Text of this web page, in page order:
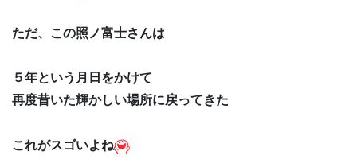
ただ、この照ノ富士さんは
５年という月日をかけて
再度昔いた輝かしい場所に戻ってきた
これがスゴいよね